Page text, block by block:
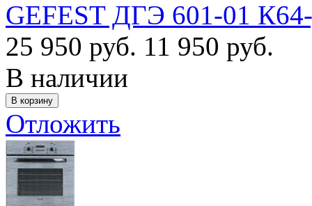
GEFEST ДГЭ 601-01
25 950 руб. 11 950 руб.
В наличии
Отложить